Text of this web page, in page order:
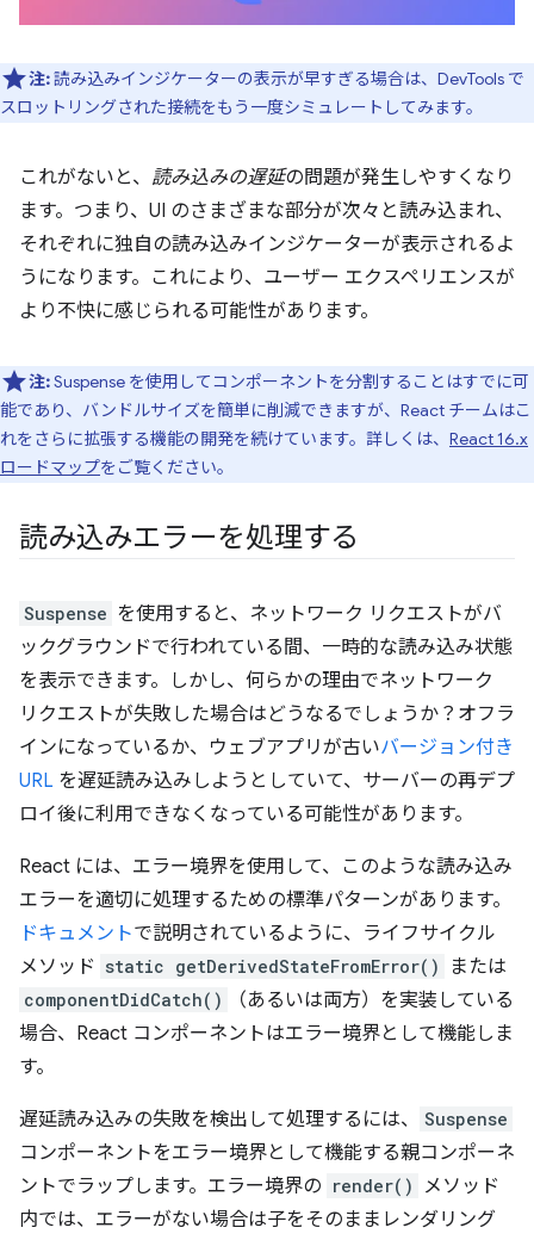
注:読み込みインジケーターの表示が早すぎる場合は、DevTools で
スロットリングされた接続をもう一度シミュレートしてみます。
これがないと、 読み込みの遅延の問題が発生しやすくなり
ます。つまり、UI のさまざまな部分が次々と読み込まれ、
それぞれに独自の読み込みインジケーターが表示されるよ
うになります。これにより、ユーザー エクスペリエンスが
より不快に感じられる可能性があります。
注:Suspense を使用してコンポーネントを分割することはすでに可
能であり、バンドルサイズを簡単に削減できますが、React チームはこ
れをさらに拡張する機能の開発を続けています。詳しくは、 React 16.x
ロードマップをご覧ください。
読み込みエラーを処理する
Suspense を使用すると、ネットワーク リクエストがバ
ックグラウンドで行われている間、一時的な読み込み状態
を表示できます。しかし、何らかの理由でネットワーク
リクエストが失敗した場合はどうなるでしょうか？オフラ
インになっているか、ウェブアプリが古いバージョン付き
URL を遅延読み込みしようとしていて、サーバーの再デプ
ロイ後に利用できなくなっている可能性があります。
React には、エラー境界を使用して、このような読み込み
エラーを適切に処理するための標準パターンがあります。
ドキュメントで説明されているように、ライフサイクル
メソッド static getDerivedStateFromError() または
componentDidCatch()
（あるいは両方）を実装している
場合、React コンポーネントはエラー境界として機能しま
す。
遅延読み込みの失敗を検出して処理するには、 Suspense
コンポーネントをエラー境界として機能する親コンポーネ
ントでラップします。エラー境界の render()
メソッド
内では、エラーがない場合は子をそのままレンダリング